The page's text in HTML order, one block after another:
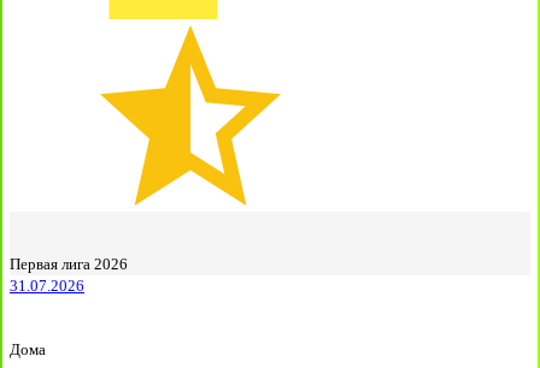
Первая лига 2026
31.07.2026
Дома